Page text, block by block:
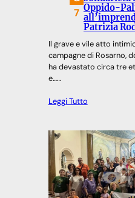
7 Oppido-
Patrizia
Il grave e vile atto
campagne di Rosarno,
ha devastato circa tre
e……
Leggi Tutto